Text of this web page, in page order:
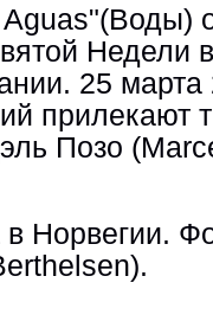
Недели
25 марта
прилекают
Позо
Норвегии.